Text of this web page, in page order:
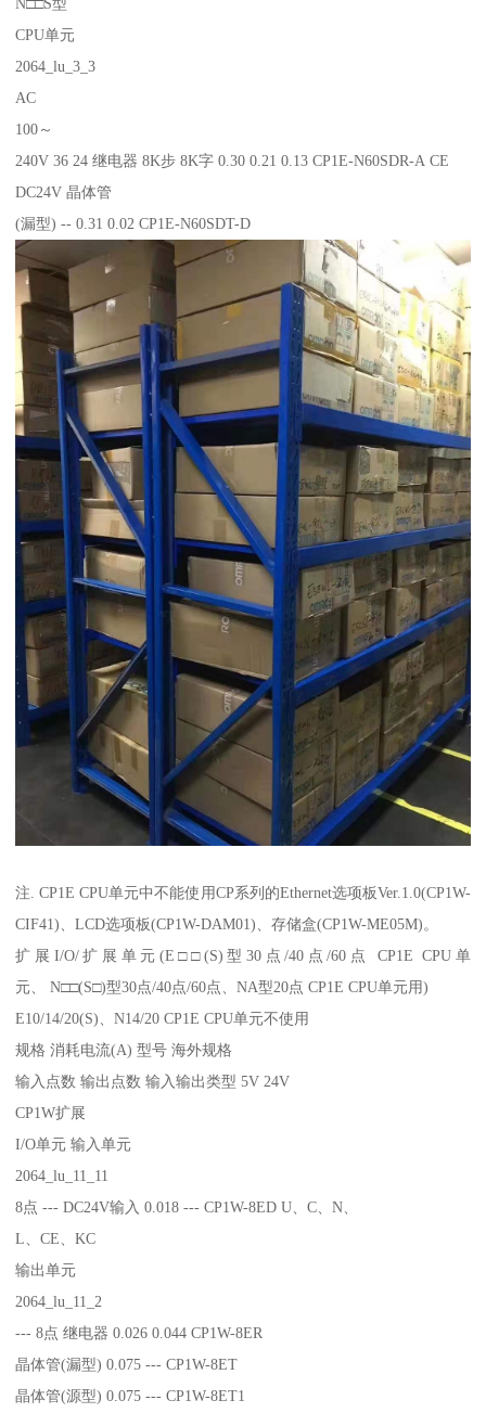
CPU单元
2064_lu_3_3
AC
100～
240V 36 24 继电器 8K步 8K字 0.30 0.21 0.13 CP1E-N60SDR-A CE
DC24V 晶体管
(漏型) -- 0.31 0.02 CP1E-N60SDT-D
注. CP1E CPU单元中不能使用CP系列的Ethernet选项板Ver.1.0(CP1W-
CIF41)、LCD选项板(CP1W-DAM01)、存储盒(CP1W-ME05M)。
扩展I/O/扩展单元(E□□(S)型30点/40点/60点 CP1E CPU单
元、 N□□(S□)型30点/40点/60点、NA型20点 CP1E CPU单元用)
E10/14/20(S)、N14/20 CP1E CPU单元不使用
规格 消耗电流(A) 型号 海外规格
输入点数 输出点数 输入输出类型 5V 24V
CP1W扩展
I/O单元 输入单元
2064_lu_11_11
8点 --- DC24V输入 0.018 --- CP1W-8ED U、C、N、
L、CE、KC
输出单元
2064_lu_11_2
--- 8点 继电器 0.026 0.044 CP1W-8ER
晶体管(漏型) 0.075 --- CP1W-8ET
晶体管(源型) 0.075 --- CP1W-8ET1